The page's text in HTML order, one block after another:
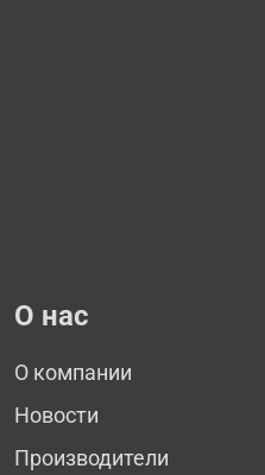
О нас
О компании
Новости
Производители